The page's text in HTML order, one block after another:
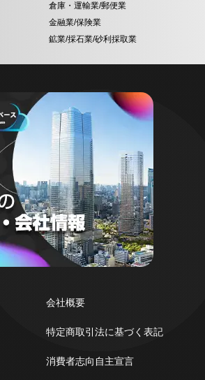
倉庫・運輸業/郵便業
金融業/保険業
鉱業/採石業/砂利採取業
会社概要
特定商取引法に基づく表記
消費者志向自主宣言